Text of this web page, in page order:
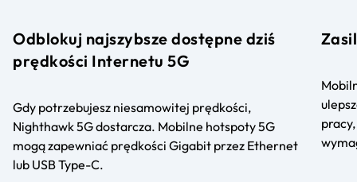
Odblokuj najszybsze dostępne dziś
prędkości Internetu 5G
Gdy potrzebujesz niesamowitej prędkości,
Nighthawk 5G dostarcza. Mobilne hotspoty 5G
mogą zapewniać prędkości Gigabit przez Ethernet
lub USB Type-C.